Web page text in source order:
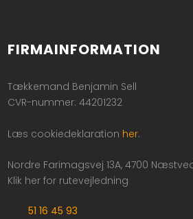
FIRMAINFORMATION
Tækkemand Benjamin Sell
CVR-nummer: 44201232
Læs cookiedeklaration her.
Nordre Farimagsvej 13A, 4700
Klik her for rutevejledning
51 16 45 93